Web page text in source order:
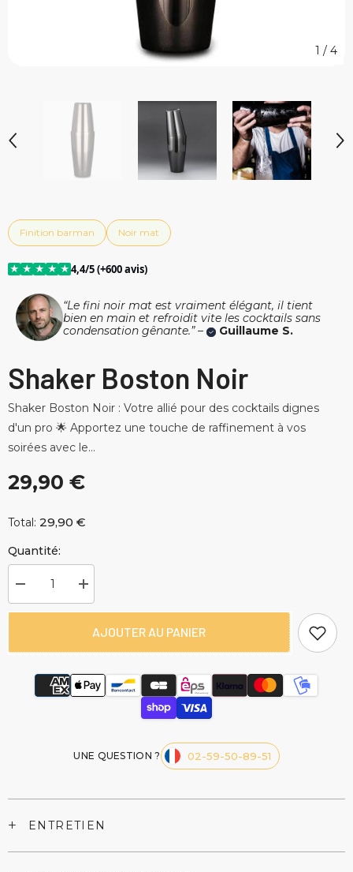
1 / 4
Finition barman Noir mat
★ ★ ★ ★ ★4,4/5 (+600 avis)
“Le fini noir mat est vraiment élégant, il tient
bien en main et refroidit vite les cocktails sans
condensation gênante.” –
Guillaume S.
Shaker Boston Noir
Shaker Boston Noir : Votre allié pour des cocktails dignes
d'un pro 🌟 Apportez une touche de raffinement à vos
soirées avec le...
29,90 €
Total: 29,90 €
Quantité:
Diminuer
la
quantité
Augmenter
la
quantité
Shaker
AJOUTER AU PANIER
UNE QUESTION ? 02-59-50-89-51
+ ENTRETIEN